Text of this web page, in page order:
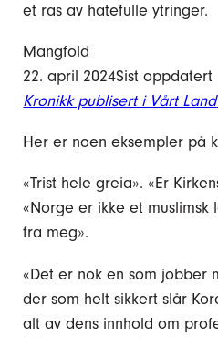
et ras av hatefulle ytringer.
Mangfold
22. april 2024Sist oppdatert
Kronikk publisert i Vårt Land
Her er noen eksempler på
«Trist hele greia». «Er
«Norge er ikke et muslimsk
fra meg».
«Det er nok en som jobber
der som helt sikkert slår
alt av dens innhold om